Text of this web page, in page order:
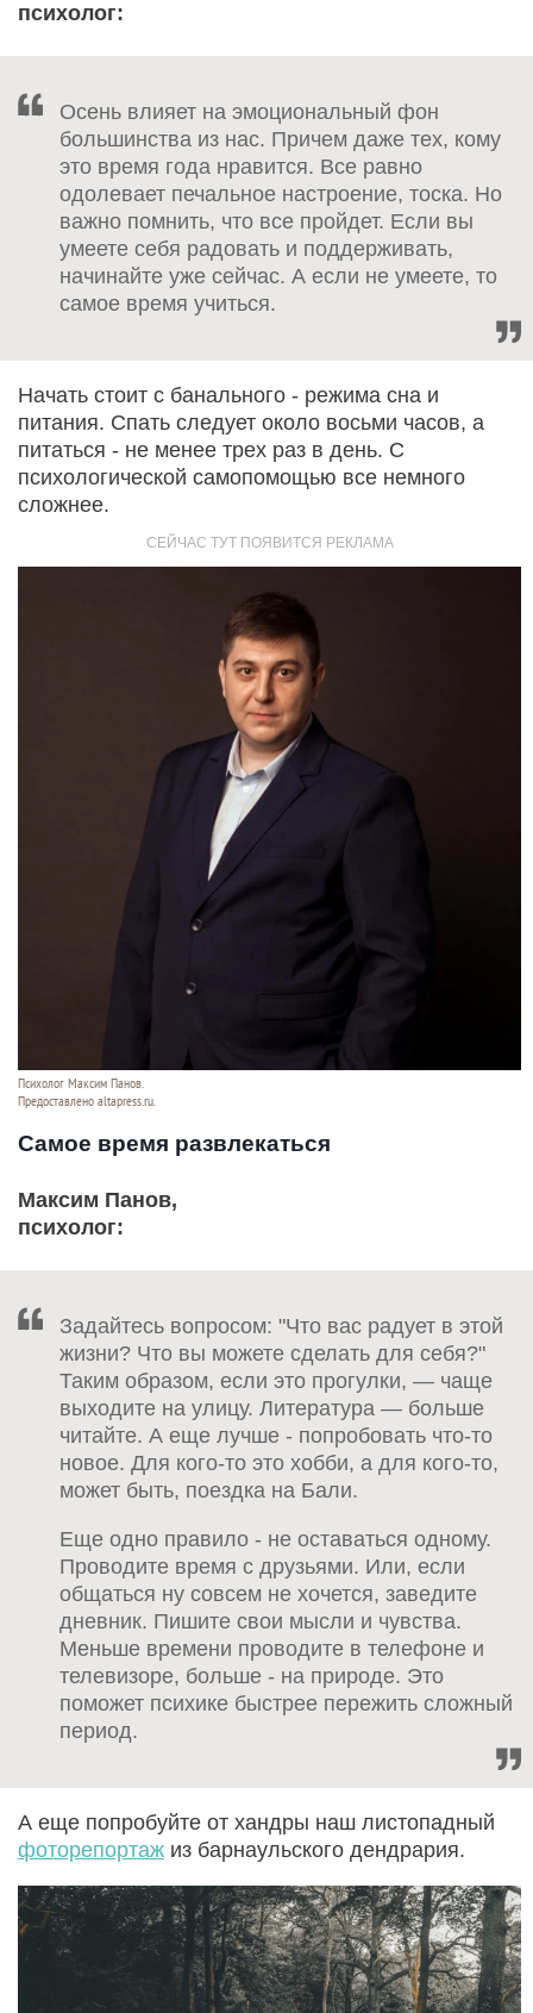
психолог:
Осень влияет на эмоциональный фон
большинства из нас. Причем даже тех, кому
это время года нравится. Все равно
одолевает печальное настроение, тоска. Но
важно помнить, что все пройдет. Если вы
умеете себя радовать и поддерживать,
начинайте уже сейчас. А если не умеете, то
самое время учиться.
Начать стоит с банального - режима сна и
питания. Спать следует около восьми часов, а
питаться - не менее трех раз в день. С
психологической самопомощью все немного
сложнее.
Психолог Максим Панов.
Предоставлено altapress.ru.
Самое время развлекаться
Максим Панов,
психолог:
Задайтесь вопросом: "Что вас радует в этой
жизни? Что вы можете сделать для себя?"
Таким образом, если это прогулки, — чаще
выходите на улицу. Литература — больше
читайте. А еще лучше - попробовать что-то
новое. Для кого-то это хобби, а для кого-то,
может быть, поездка на Бали.
Еще одно правило - не оставаться одному.
Проводите время с друзьями. Или, если
общаться ну совсем не хочется, заведите
дневник. Пишите свои мысли и чувства.
Меньше времени проводите в телефоне и
телевизоре, больше - на природе. Это
поможет психике быстрее пережить сложный
период.
А еще попробуйте от хандры наш листопадный
фоторепортаж из барнаульского дендрария.